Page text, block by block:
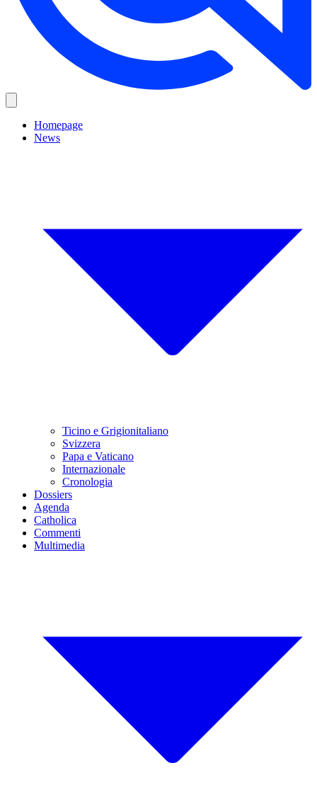
Homepage
News
Ticino e Grigionitaliano
Svizzera
Papa e Vaticano
Internazionale
Cronologia
Dossiers
Agenda
Catholica
Commenti
Multimedia